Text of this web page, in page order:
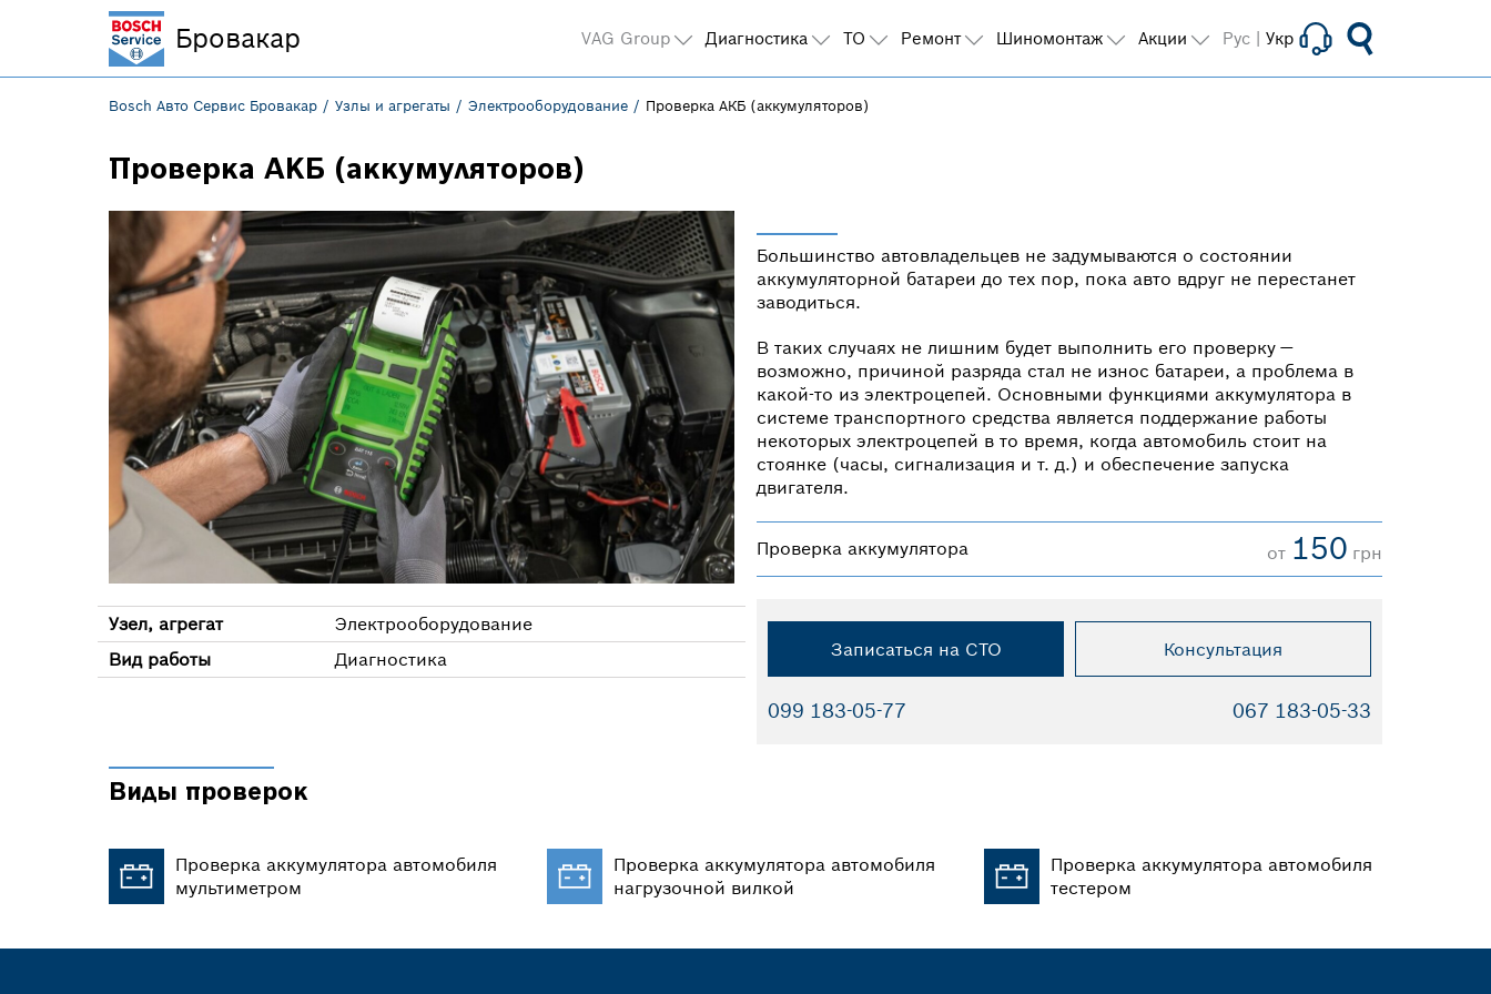
Bosch Авто Сервис Бровакар Узлы и агрегаты Электрооборудование Проверка АКБ (аккумуляторов)
Проверка АКБ (аккумуляторов)
Большинство автовладельцев не задумываются о состоянии
аккумуляторной батареи до тех пор, пока авто вдруг не перестанет
заводиться.
В таких случаях не лишним будет выполнить его проверку —
возможно, причиной разряда стал не износ батареи, а проблема в
какой-то из электроцепей. Основными функциями аккумулятора в
системе транспортного средства является поддержание работы
некоторых электроцепей в то время, когда автомобиль стоит на
стоянке (часы, сигнализация и т. д.) и обеспечение запуска
двигателя.
Проверка аккумулятора от 150 грн
Записаться на СТО Консультация
099 183-05-77 067 183-05-33
Узел, агрегат
Электрооборудование
Вид работы
Диагностика
Виды проверок
Проверка аккумулятора автомобиля
мультиметром
Проверка аккумулятора автомобиля
нагрузочной вилкой
Проверка аккумулятора автомобиля
тестером
Бровакар VAG Group Диагностика ТО Ремонт Шиномонтаж Акции Рус | Укр